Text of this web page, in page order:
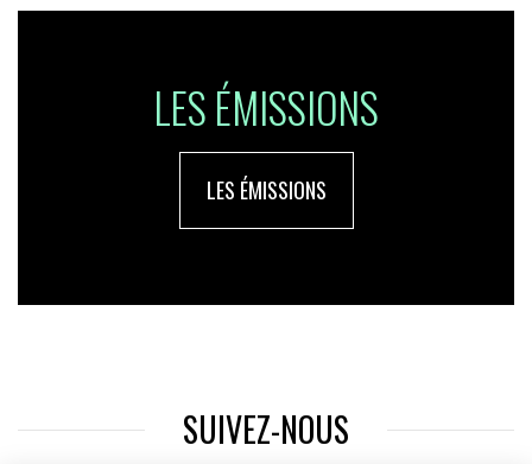
LES ÉMISSIONS
LES ÉMISSIONS
SUIVEZ-NOUS